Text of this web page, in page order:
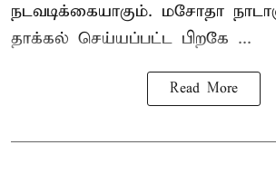
நடவடிக்கையாகும். மசோதா
தாக்கல் செய்யப்பட்ட பிறகே ...
Read More